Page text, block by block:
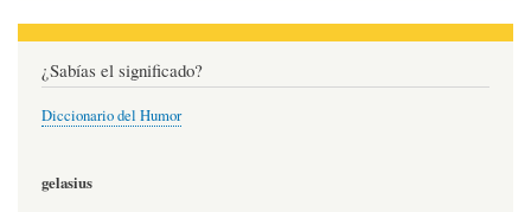
¿Sabías el significado?
Diccionario del Humor
gelasius